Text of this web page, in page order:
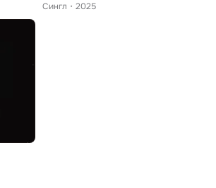
Сингл
2025